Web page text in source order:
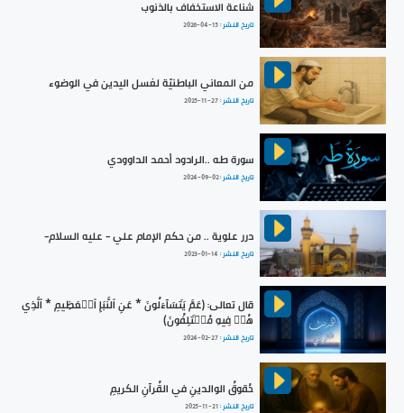
شناعة الاستخفاف بالذنوب
تاريخ النشر :2026-04-15
من المعاني الباطنيّة لغسل اليدين في الوضوء
تاريخ النشر :2025-11-27
سورة طه ..الرادود أحمد الداوودي
تاريخ النشر :2024-09-02
درر علوية .. من حكم الإمام علي - عليه السلام-
تاريخ النشر : 2023-01-14
قال تعالى: ﴿عَمَّ يَتَسَآءَلُونَ * عَنِ ٱلنَّبَإِ ٱلۡعَظِيمِ * ٱلَّذِي
هُمۡ فِيهِ مُخۡتَلِفُونَ﴾
تاريخ النشر :2024-02-27
حُقوقُ الوالدينِ في القُرآنِ الكريمِ
تاريخ النشر :2025-11-21